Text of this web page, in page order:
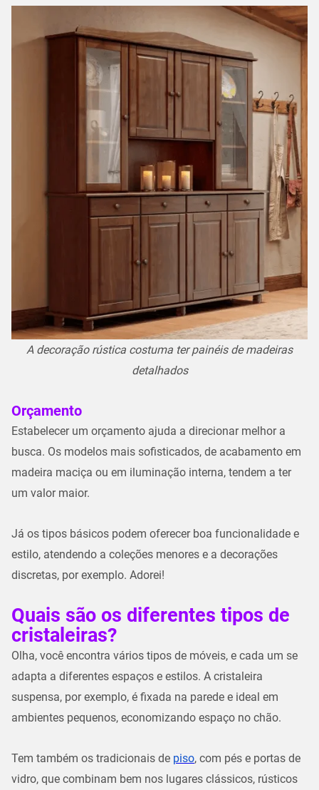
A decoração rústica costuma ter painéis de madeiras
detalhados
Orçamento
Estabelecer um orçamento ajuda a direcionar melhor a
busca. Os modelos mais sofisticados, de acabamento em
madeira maciça ou em iluminação interna, tendem a ter
um valor maior.
Já os tipos básicos podem oferecer boa funcionalidade e
estilo, atendendo a coleções menores e a decorações
discretas, por exemplo. Adorei!
Quais são os diferentes tipos de
cristaleiras?
Olha, você encontra vários tipos de móveis, e cada um se
adapta a diferentes espaços e estilos. A cristaleira
suspensa, por exemplo, é fixada na parede e ideal em
ambientes pequenos, economizando espaço no chão.
Tem também os tradicionais de piso, com pés e portas de
vidro, que combinam bem nos lugares clássicos, rústicos